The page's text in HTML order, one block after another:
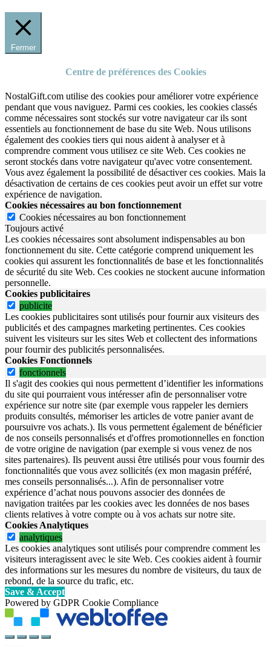
Fermer
Centre de préférences des Cookies
NostalGift.com utilise des cookies pour améliorer votre expérience
pendant que vous naviguez. Parmi ces cookies, les cookies classés
comme nécessaires sont stockés sur votre navigateur car ils sont
essentiels au fonctionnement de base du site Web. Nous utilisons
également des cookies tiers qui nous aident à analyser et à
comprendre comment vous utilisez ce site Web. Ces cookies ne
seront stockés dans votre navigateur qu'avec votre consentement.
Vous avez également la possibilité de désactiver ces cookies. Mais la
désactivation de certains de ces cookies peut avoir un effet sur votre
expérience de navigation.
Cookies nécessaires au bon fonctionnement
Cookies nécessaires au bon fonctionnement
Toujours activé
Les cookies nécessaires sont absolument indispensables au bon
fonctionnement du site. Cette catégorie comprend uniquement les
cookies qui assurent les fonctionnalités de base et les fonctionnalités
de sécurité du site Web. Ces cookies ne stockent aucune information
personnelle.
Cookies publicitaires
publicite
Les cookies publicitaires sont utilisés pour fournir aux visiteurs des
publicités et des campagnes marketing pertinentes. Ces cookies
suivent les visiteurs sur les sites Web et collectent des informations
pour fournir des publicités personnalisées.
Cookies Fonctionnels
fonctionnels
Il s'agit des cookies qui nous permettent d’identifier les informations
du site qui pourraient vous intéresser afin de personnaliser votre
expérience sur notre site (par exemple vous rappeler les derniers
produits consultés, mémoriser les articles de votre panier avant de
poursuivre vos achats.). Ils vous permettent également de bénéficier
de nos conseils personnalisés et d'offres promotionnelles en fonction
de votre origine de navigation (par exemple si vous venez de nos
sites partenaires). Ils peuvent aussi être utilisés pour vous fournir des
fonctionnalités que vous avez sollicités (ex mon magasin préféré,
mes conseils personnalisés...). Afin de personnaliser votre
expérience d’achat nous pouvons associer des données de
navigation traitées par les cookies avec les données de nos bases
clients relatives à votre compte ou à vos achats sur notre site.
Cookies Analytiques
analytiques
Les cookies analytiques sont utilisés pour comprendre comment les
visiteurs interagissent avec le site Web. Ces cookies aident à fournir
des informations sur les mesures du nombre de visiteurs, du taux de
rebond, de la source du trafic, etc.
Save & Accept
Powered by GDPR Cookie Compliance